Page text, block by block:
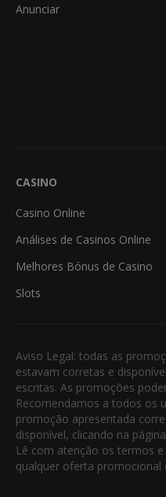
Anunciar
CASINO
Casino Online
Análises de Casinos Online
Melhores Bónus de Casino
Slots
Aviso Legal: todas as
estavam corretas e
escritas. As promoções
Recomendamos a todos os
promoção apresentada
disponível, clicando na
Lê com atenção os termos
qualquer oferta promocional